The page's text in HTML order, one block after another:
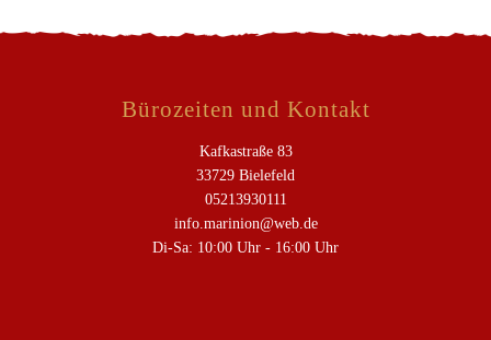
Bürozeiten und Kontakt
Kafkastraße 83
33729 Bielefeld
05213930111
info.marinion@web.de
Di-Sa: 10:00 Uhr - 16:00 Uhr